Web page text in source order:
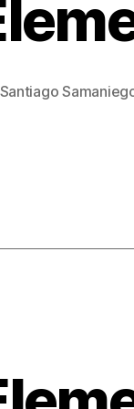
Santiago